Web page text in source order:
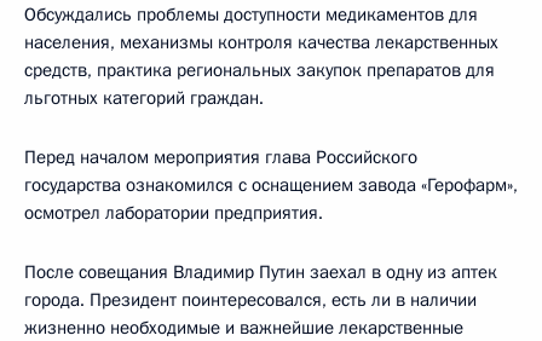
Обсуждались проблемы доступности медикаментов для
населения, механизмы контроля качества лекарственных
средств, практика региональных закупок препаратов для
льготных категорий граждан.
Перед началом мероприятия глава Российского
государства ознакомился с оснащением завода «Герофарм»,
осмотрел лаборатории предприятия.
После совещания Владимир Путин заехал в одну из аптек
города. Президент поинтересовался, есть ли в наличии
жизненно необходимые и важнейшие лекарственные